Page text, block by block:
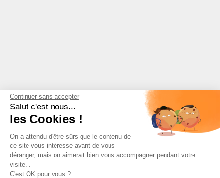
Continuer sans accepter
Salut c'est nous...
les Cookies !
On a attendu d'être sûrs que le contenu de
ce site vous intéresse avant de vous
déranger, mais on aimerait bien vous accompagner pendant votre
visite...
C'est OK pour vous ?